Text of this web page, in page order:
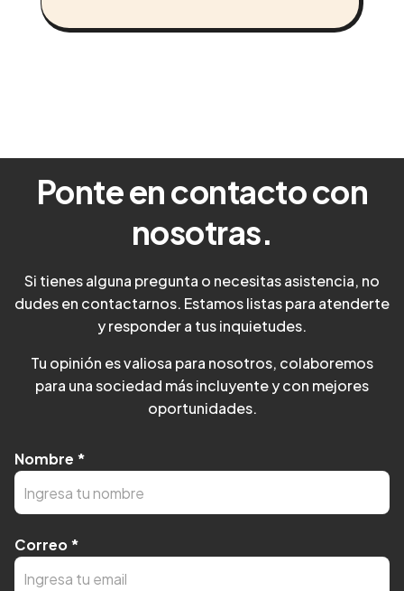
Ponte en contacto con
nosotras.
Si tienes alguna pregunta o necesitas asistencia, no
dudes en contactarnos. Estamos listas para atenderte
y responder a tus inquietudes.
Tu opinión es valiosa para nosotros, colaboremos
para una sociedad más incluyente y con mejores
oportunidades.
Nombre *
Correo*